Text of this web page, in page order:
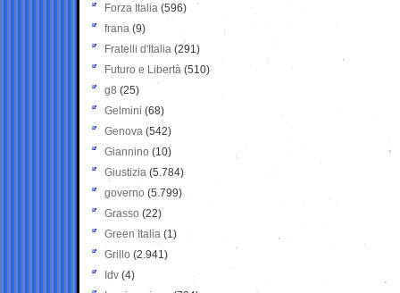
Forza Italia (596)
frana (9)
Fratelli d'Italia (291)
Futuro e Libertà (510)
g8 (25)
Gelmini (68)
Genova (542)
Giannino (10)
Giustizia (5.784)
governo (5.799)
Grasso (22)
Green Italia (1)
Grillo (2.941)
Idv (4)